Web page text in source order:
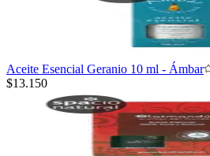
Aceite Esencial Geranio 10 ml - Ámbar
$13.150